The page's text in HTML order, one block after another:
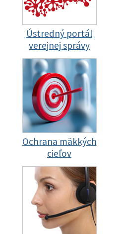
Ústredný portál
verejnej správy
Ochrana mäkkých
cieľov